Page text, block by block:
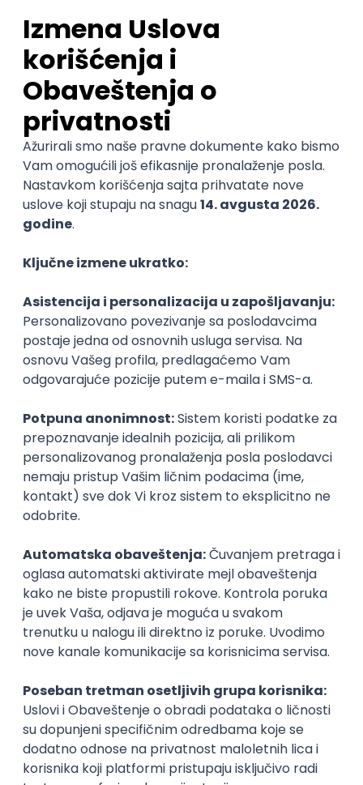
06.09.2026.
C++ Java Python
Technical Artist III
IGT D&B d.o.o.
3.7
Beograd
06.09.2026.
C# JavaScript C++ Java Lua
Maya
Intermediate
Istaknuti poslodavci
@
KATEGORIJA
TEHNOLOGIJA
POSLODAVAC
SENIORITET
NAČIN RADA
inboxu
Prijavi se
KONKURIŠI MEĐU PRVIMA
Technical Artist III
IGT D&B d.o.o.
3.7
Beograd
21.08.2026.
JavaScript Java 2D